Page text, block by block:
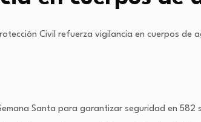
Civil refuerza vigilancia en cuerpos de
Santa para garantizar seguridad en 582